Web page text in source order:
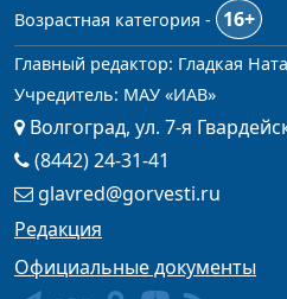
Возрастная категория -
16+
Главный редактор: Гладкая
Учредитель: МАУ «ИАВ»
Волгоград, ул. 7-я
(8442) 24-31-41
glavred@gorvesti.ru
Редакция
Официальные документы